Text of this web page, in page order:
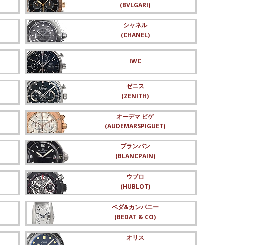
(BVLGARI)
シャネル
(CHANEL)
IWC
ゼニス
(ZENITH)
オーデマ ピゲ
(AUDEMARSPIGUET)
ブランパン
(BLANCPAIN)
ウブロ
(HUBLOT)
ベダ&カンパニー
(BEDAT & CO)
オリス